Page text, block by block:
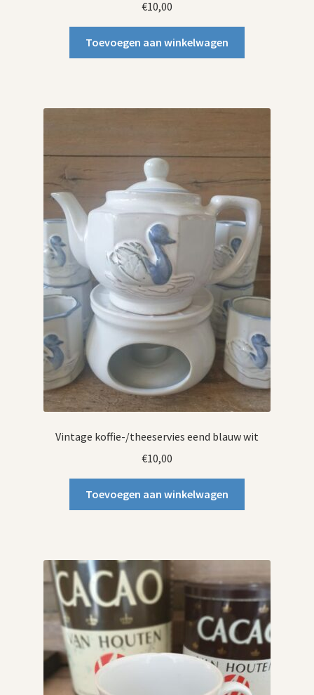
€10,00
Toevoegen aan winkelwagen
Vintage koffie-/theeservies eend blauw wit
€10,00
Toevoegen aan winkelwagen